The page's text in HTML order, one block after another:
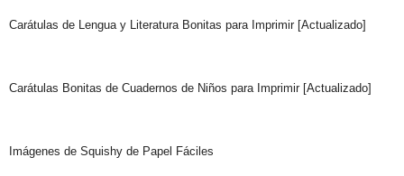
Carátulas de Lengua y Literatura Bonitas para Imprimir [Actualizado]
Carátulas Bonitas de Cuadernos de Niños para Imprimir [Actualizado]
Imágenes de Squishy de Papel Fáciles